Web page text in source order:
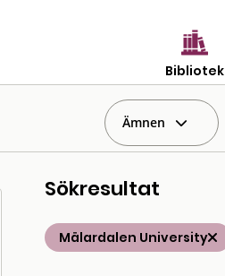
Bibliotek
Ämnen
Sökresultat
Mälardalen University